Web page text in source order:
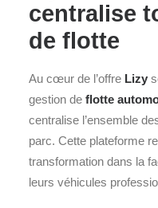
centralise
de flotte
Au cœur de l’offre Lizy
gestion de flotte
centralise l’ensemble
parc. Cette plateforme
transformation dans la
leurs véhicules